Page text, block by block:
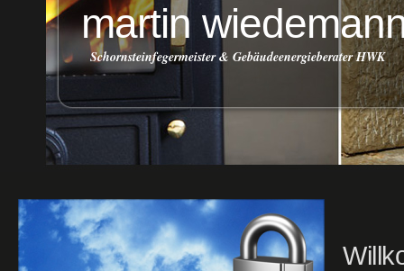
martin
Schornsteinfegermeister & Gebäudeenergieberater HWK